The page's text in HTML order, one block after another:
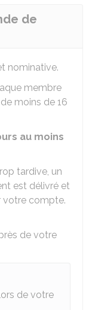
de
nominative.
membre
moins de 16
au moins
tardive, un
est délivré et
votre compte.
de votre
de votre